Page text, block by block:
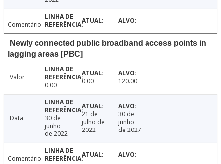
Comentário
Newly connected public broadband access points in
lagging areas [PBC]
Valor
0.00
0.00 120.00
Data
30 de
junho
de 2022
21 de
julho de
2022
30 de
junho
de 2027
Comentário